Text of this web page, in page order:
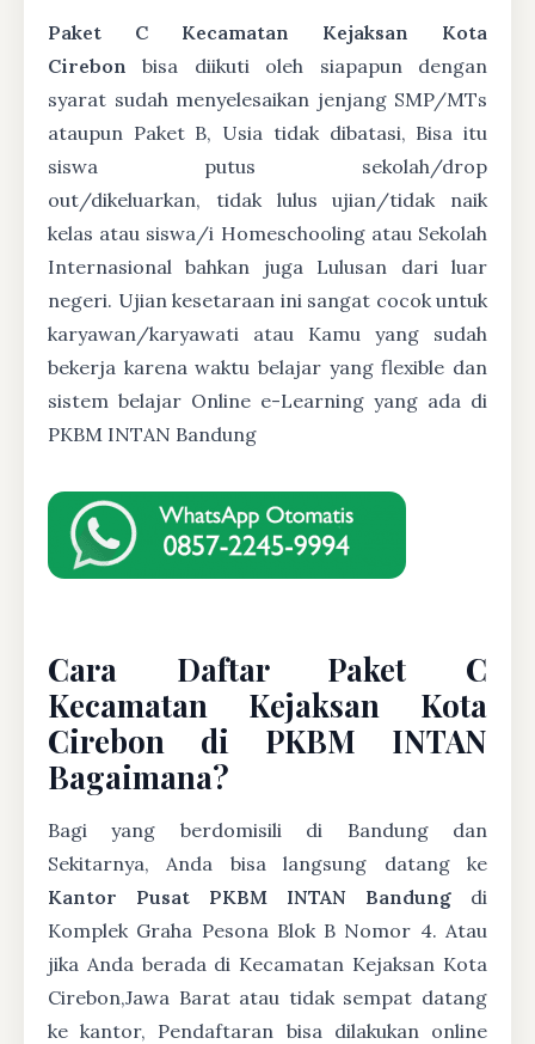
Paket C Kecamatan Kejaksan Kota
Cirebon bisa diikuti oleh siapapun dengan
syarat sudah menyelesaikan jenjang SMP/MTs
ataupun Paket B, Usia tidak dibatasi, Bisa itu
siswa putus sekolah/drop
out/dikeluarkan, tidak lulus ujian/tidak naik
kelas atau siswa/i Homeschooling atau Sekolah
Internasional bahkan juga Lulusan dari luar
negeri. Ujian kesetaraan ini sangat cocok untuk
karyawan/karyawati atau Kamu yang sudah
bekerja karena waktu belajar yang flexible dan
sistem belajar Online e-Learning yang ada di
PKBM INTAN Bandung
Cara Daftar Paket C
Kecamatan Kejaksan Kota
Cirebon di PKBM INTAN
Bagaimana?
Bagi yang berdomisili di Bandung dan
Sekitarnya, Anda bisa langsung datang ke
Kantor Pusat PKBM INTAN Bandung di
Komplek Graha Pesona Blok B Nomor 4. Atau
jika Anda berada di Kecamatan Kejaksan Kota
Cirebon,Jawa Barat atau tidak sempat datang
ke kantor, Pendaftaran bisa dilakukan online